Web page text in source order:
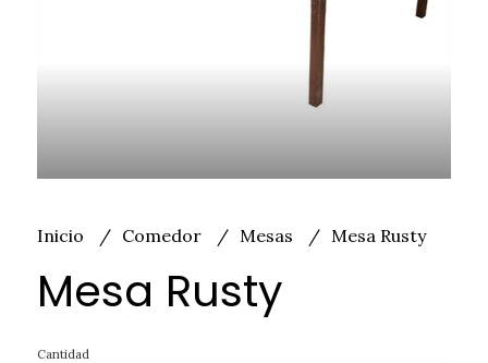
Inicio Comedor Mesas Mesa Rusty
Mesa Rusty
Cantidad